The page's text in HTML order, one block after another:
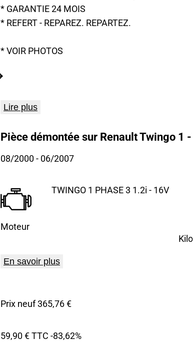
* GARANTIE 24 MOIS
* REFERT - REPAREZ. REPARTEZ.
* VOIR PHOTOS
Lire plus
Pièce démontée sur Renault Twingo 1
08/2000- 06/2007
Moteur
TWINGO 1 PHASE 3 1.2i - 16V
En savoir plus
Prix neuf 365,76 €
59,90 € TTC -83,62%